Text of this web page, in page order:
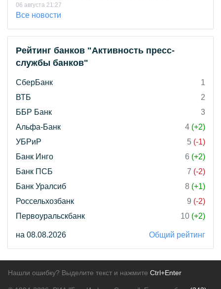
06 августа 21:27
Все новости
Рейтинг банков "Активность пресс-
службы банков"
СберБанк
1
ВТБ
2
ББР Банк
3
Альфа-Банк
4 (+2)
УБРиР
5 (-1)
Банк Инго
6 (+2)
Банк ПСБ
7 (-2)
Банк Уралсиб
8 (+1)
Россельхозбанк
9 (-2)
Первоуральскбанк
10 (+2)
на 08.08.2026 Общий рейтинг
Нашли ошибку? Выделите текст и нажмите Ctrl+Enter